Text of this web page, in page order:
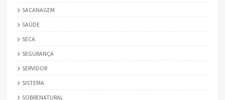
SACANAGEM
SAÚDE
SECA
SEGURANÇA
SERVIDOR
SISTEMA
SOBRENATURAL